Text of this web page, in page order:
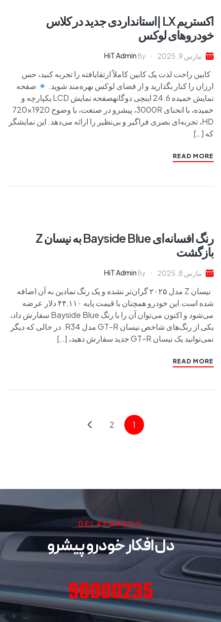
اکستریم LX |استانداردی جدید در کلاس
خودروهای لوکس
مارس 9, 2025 By
HiT Admin
کابین راحت لذت یک کابین کاملاً ارتقایافته را تجربه کنید، حس
ارزان را کنار بگذارید و از فضای لوکس بهره‌مند شوید.
صفحه
نمایش خمیده 24.6 اینچی دوگانهصفحه نمایش LCD یکپارچه و
خمیده، با انحنای 3000R، پیشرو در صنعت، با وضوح 1920×720
HD، تجربه‌ای بصری فراگیر و بی‌نظیر را ارائه می‌دهد. این نمایشگر
که […]
READ MORE
رنگ افسانه‌ای Bayside Blue به نیسان Z
بازگشت
مارس 8, 2025 By
HiT Admin
نیسان Z مدل ۲۰۲۵ گران‌تر نشده و یک رنگ نمادین به آن اضافه
شده است.این خودرو همچنان با قیمت پایه ۴۴,۱۱۰ دلار عرضه
می‌شود و اکنون می‌توان آن را با رنگ Bayside Blue سفارش داد،
یکی از رنگ‌های شاخص نیسان GT-R مدل R34. در حالی که دیگر
نمی‌توانید یک نیسان GT-R جدید سفارش دهید، […]
READ MORE
1
2
DELAFKARCO
دل افکار خودرو پیشرو
90000235